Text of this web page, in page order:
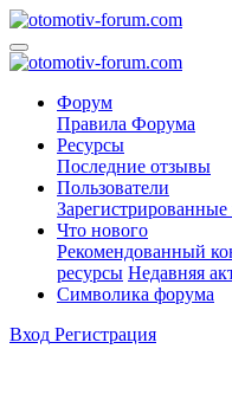
Форум
Правила Форума
Ресурсы
Последние отзывы
Пользователи
Зарегистрированные
Что нового
Рекомендованный
ресурсы Недавняя
Символика форума
Вход Регистрация